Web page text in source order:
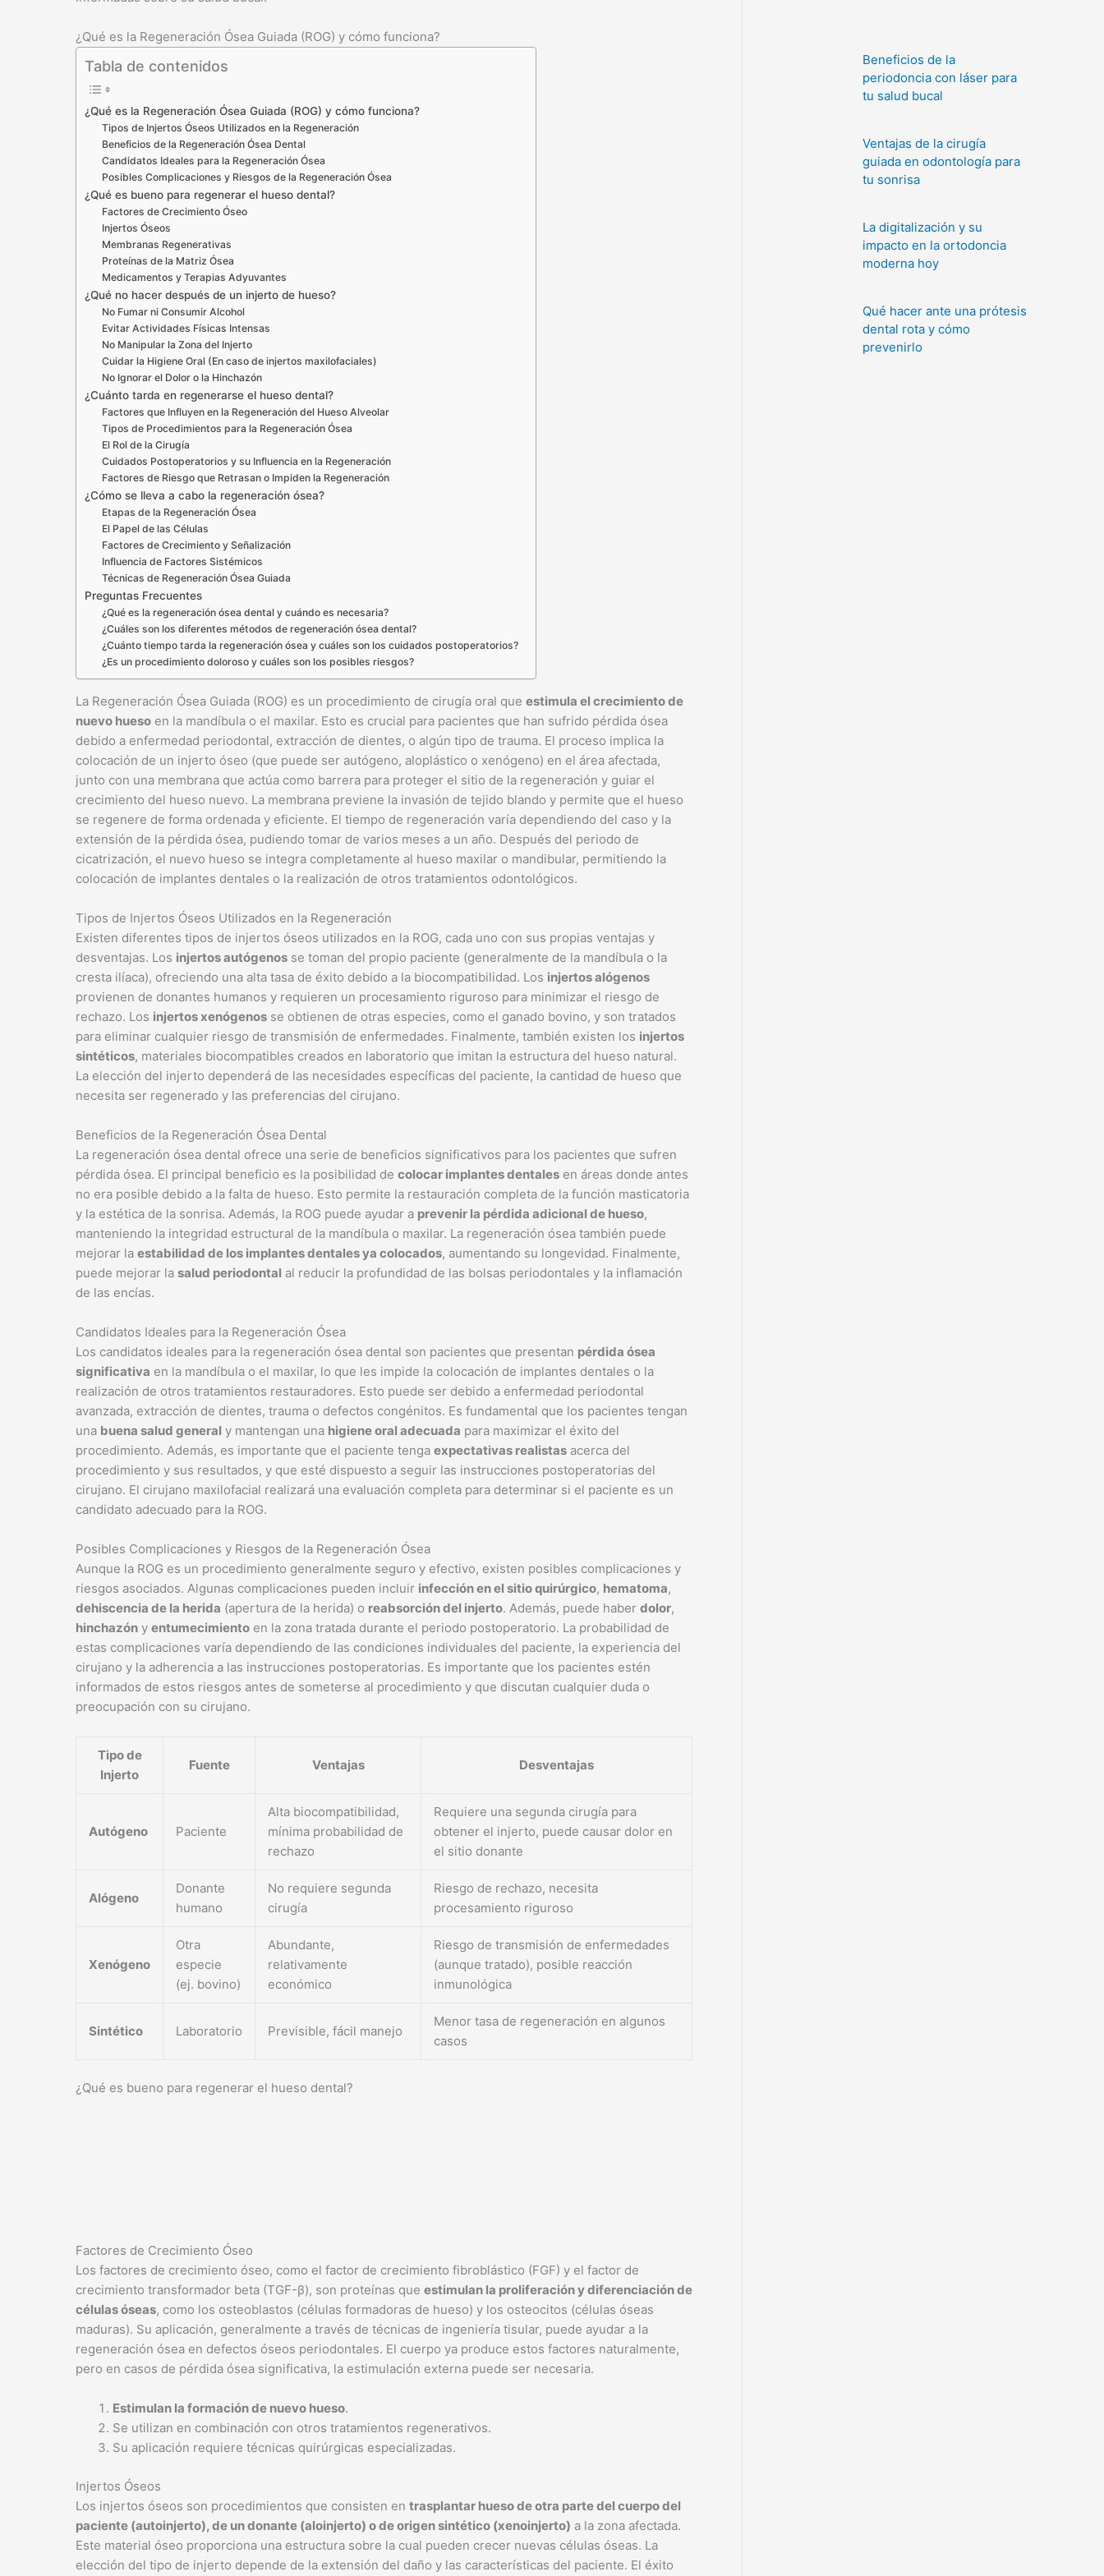
¿Qué es la Regeneración Ósea Guiada (ROG) y cómo funciona?
Tabla de contenidos
¿Qué es la Regeneración Ósea Guiada (ROG) y cómo funciona?
Tipos de Injertos Óseos Utilizados en la Regeneración
Beneficios de la Regeneración Ósea Dental
Candidatos Ideales para la Regeneración Ósea
Posibles Complicaciones y Riesgos de la Regeneración Ósea
¿Qué es bueno para regenerar el hueso dental?
Factores de Crecimiento Óseo
Injertos Óseos
Membranas Regenerativas
Proteínas de la Matriz Ósea
Medicamentos y Terapias Adyuvantes
¿Qué no hacer después de un injerto de hueso?
No Fumar ni Consumir Alcohol
Evitar Actividades Físicas Intensas
No Manipular la Zona del Injerto
Cuidar la Higiene Oral (En caso de injertos maxilofaciales)
No Ignorar el Dolor o la Hinchazón
¿Cuánto tarda en regenerarse el hueso dental?
Factores que Influyen en la Regeneración del Hueso Alveolar
Tipos de Procedimientos para la Regeneración Ósea
El Rol de la Cirugía
Cuidados Postoperatorios y su Influencia en la Regeneración
Factores de Riesgo que Retrasan o Impiden la Regeneración
¿Cómo se lleva a cabo la regeneración ósea?
Etapas de la Regeneración Ósea
El Papel de las Células
Factores de Crecimiento y Señalización
Influencia de Factores Sistémicos
Técnicas de Regeneración Ósea Guiada
Preguntas Frecuentes
¿Qué es la regeneración ósea dental y cuándo es necesaria?
¿Cuáles son los diferentes métodos de regeneración ósea dental?
¿Cuánto tiempo tarda la regeneración ósea y cuáles son los cuidados postoperatorios?
¿Es un procedimiento doloroso y cuáles son los posibles riesgos?
La Regeneración Ósea Guiada (ROG) es un procedimiento de cirugía oral que estimula el crecimiento de
nuevo hueso en la mandíbula o el maxilar. Esto es crucial para pacientes que han sufrido pérdida ósea
debido a enfermedad periodontal, extracción de dientes, o algún tipo de trauma. El proceso implica la
colocación de un injerto óseo (que puede ser autógeno, aloplástico o xenógeno) en el área afectada,
junto con una membrana que actúa como barrera para proteger el sitio de la regeneración y guiar el
crecimiento del hueso nuevo. La membrana previene la invasión de tejido blando y permite que el hueso
se regenere de forma ordenada y eficiente. El tiempo de regeneración varía dependiendo del caso y la
extensión de la pérdida ósea, pudiendo tomar de varios meses a un año. Después del periodo de
cicatrización, el nuevo hueso se integra completamente al hueso maxilar o mandibular, permitiendo la
colocación de implantes dentales o la realización de otros tratamientos odontológicos.
Tipos de Injertos Óseos Utilizados en la Regeneración
Existen diferentes tipos de injertos óseos utilizados en la ROG, cada uno con sus propias ventajas y
desventajas. Los injertos autógenos se toman del propio paciente (generalmente de la mandíbula o la
cresta ilíaca), ofreciendo una alta tasa de éxito debido a la biocompatibilidad. Los injertos alógenos
provienen de donantes humanos y requieren un procesamiento riguroso para minimizar el riesgo de
rechazo. Los injertos xenógenos se obtienen de otras especies, como el ganado bovino, y son tratados
para eliminar cualquier riesgo de transmisión de enfermedades. Finalmente, también existen los injertos
sintéticos, materiales biocompatibles creados en laboratorio que imitan la estructura del hueso natural.
La elección del injerto dependerá de las necesidades específicas del paciente, la cantidad de hueso que
necesita ser regenerado y las preferencias del cirujano.
Beneficios de la Regeneración Ósea Dental
La regeneración ósea dental ofrece una serie de beneficios significativos para los pacientes que sufren
pérdida ósea. El principal beneficio es la posibilidad de colocar implantes dentales en áreas donde antes
no era posible debido a la falta de hueso. Esto permite la restauración completa de la función masticatoria
y la estética de la sonrisa. Además, la ROG puede ayudar a prevenir la pérdida adicional de hueso,
manteniendo la integridad estructural de la mandíbula o maxilar. La regeneración ósea también puede
mejorar la estabilidad de los implantes dentales ya colocados, aumentando su longevidad. Finalmente,
puede mejorar la salud periodontal al reducir la profundidad de las bolsas periodontales y la inflamación
de las encías.
Candidatos Ideales para la Regeneración Ósea
Los candidatos ideales para la regeneración ósea dental son pacientes que presentan pérdida ósea
significativa en la mandíbula o el maxilar, lo que les impide la colocación de implantes dentales o la
realización de otros tratamientos restauradores. Esto puede ser debido a enfermedad periodontal
avanzada, extracción de dientes, trauma o defectos congénitos. Es fundamental que los pacientes tengan
una buena salud general y mantengan una higiene oral adecuada para maximizar el éxito del
procedimiento. Además, es importante que el paciente tenga expectativas realistas acerca del
procedimiento y sus resultados, y que esté dispuesto a seguir las instrucciones postoperatorias del
cirujano. El cirujano maxilofacial realizará una evaluación completa para determinar si el paciente es un
candidato adecuado para la ROG.
Posibles Complicaciones y Riesgos de la Regeneración Ósea
Aunque la ROG es un procedimiento generalmente seguro y efectivo, existen posibles complicaciones y
riesgos asociados. Algunas complicaciones pueden incluir infección en el sitio quirúrgico, hematoma,
dehiscencia de la herida (apertura de la herida) o reabsorción del injerto. Además, puede haber dolor,
hinchazón y entumecimiento en la zona tratada durante el periodo postoperatorio. La probabilidad de
estas complicaciones varía dependiendo de las condiciones individuales del paciente, la experiencia del
cirujano y la adherencia a las instrucciones postoperatorias. Es importante que los pacientes estén
informados de estos riesgos antes de someterse al procedimiento y que discutan cualquier duda o
preocupación con su cirujano.
Tipo de
Injerto
Fuente Ventajas Desventajas
Autógeno Paciente
Alta biocompatibilidad,
mínima probabilidad de
rechazo
Requiere una segunda cirugía para
obtener el injerto, puede causar dolor en
el sitio donante
Alógeno
Donante
humano
No requiere segunda
cirugía
Riesgo de rechazo, necesita
procesamiento riguroso
Xenógeno
Otra
especie
(ej. bovino)
Abundante,
relativamente
económico
Riesgo de transmisión de enfermedades
(aunque tratado), posible reacción
inmunológica
Sintético Laboratorio Previsible, fácil manejo
Menor tasa de regeneración en algunos
casos
¿Qué es bueno para regenerar el hueso dental?
Factores de Crecimiento Óseo
Los factores de crecimiento óseo, como el factor de crecimiento fibroblástico (FGF) y el factor de
crecimiento transformador beta (TGF-β), son proteínas que estimulan la proliferación y diferenciación de
células óseas, como los osteoblastos (células formadoras de hueso) y los osteocitos (células óseas
maduras). Su aplicación, generalmente a través de técnicas de ingeniería tisular, puede ayudar a la
regeneración ósea en defectos óseos periodontales. El cuerpo ya produce estos factores naturalmente,
pero en casos de pérdida ósea significativa, la estimulación externa puede ser necesaria.
Estimulan la formación de nuevo hueso.
Se utilizan en combinación con otros tratamientos regenerativos.
Su aplicación requiere técnicas quirúrgicas especializadas.
Injertos Óseos
Los injertos óseos son procedimientos que consisten en trasplantar hueso de otra parte del cuerpo del
paciente (autoinjerto), de un donante (aloinjerto) o de origen sintético (xenoinjerto) a la zona afectada.
Este material óseo proporciona una estructura sobre la cual pueden crecer nuevas células óseas. La
elección del tipo de injerto depende de la extensión del daño y las características del paciente. El éxito
Beneficios de la
periodoncia con láser para
tu salud bucal
Ventajas de la cirugía
guiada en odontología para
tu sonrisa
La digitalización y su
impacto en la ortodoncia
moderna hoy
Qué hacer ante una prótesis
dental rota y cómo
prevenirlo